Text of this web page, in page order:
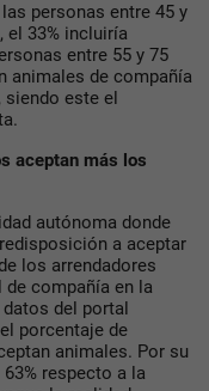
personas entre 45 y
el 33% incluiría
entre 55 y 75
animales de compañía
siendo este el
aceptan más los
autónoma donde
a aceptar
los arrendadores
compañía en la
datos del portal
porcentaje de
animales. Por su
respecto a la